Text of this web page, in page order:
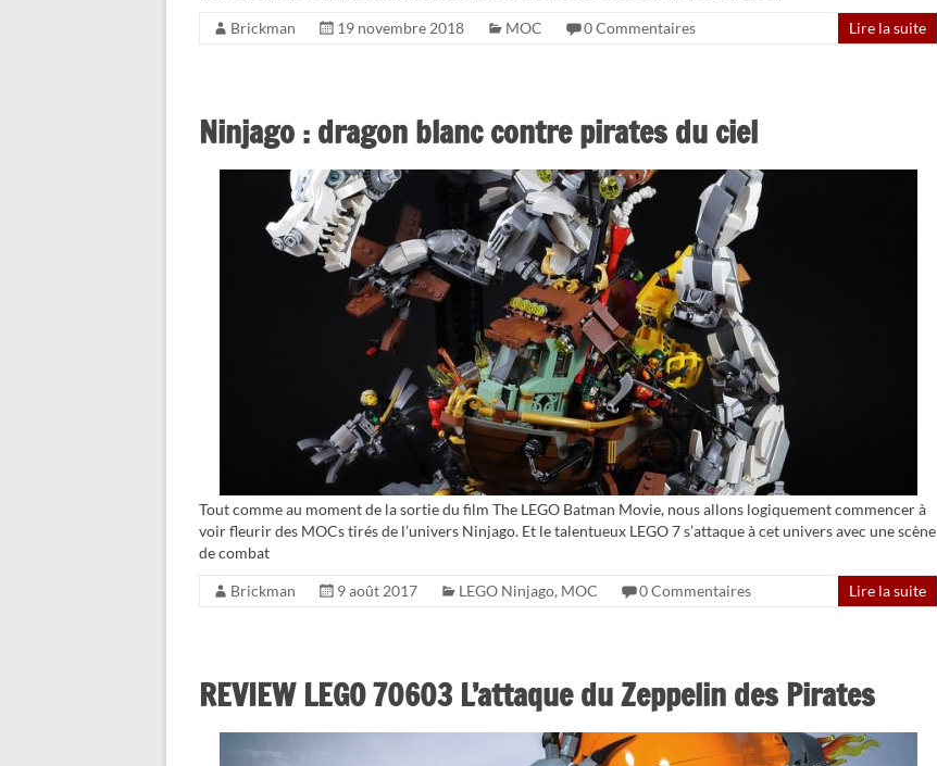
Brickman 19 novembre 2018 MOC 0 Commentaires Lire la suite
Ninjago : dragon blanc contre pirates du ciel
Tout comme au moment de la sortie du film The LEGO Batman Movie, nous allons logiquement commencer à
voir fleurir des MOCs tirés de l’univers Ninjago. Et le talentueux LEGO 7 s’attaque à cet univers avec une scène
de combat
Brickman 9 août 2017 LEGO Ninjago, MOC 0 Commentaires Lire la suite
REVIEW LEGO 70603 L’attaque du Zeppelin des Pirates